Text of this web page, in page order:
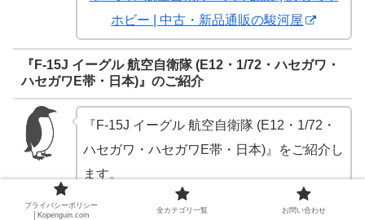
ホビー | 中古・新品通販の駿河屋
『F-15J イーグル 航空自衛隊 (E12・1/72・ハセガワ・
ハセガワE帯・日本)』のご紹介
『F-15J イーグル 航空自衛隊 (E12・1/72・
ハセガワ・ハセガワE帯・日本)』をご紹介し
ます。
プライバシーポリシー
│Kopenguin.com
全カテゴリ一覧 お問い合わせ